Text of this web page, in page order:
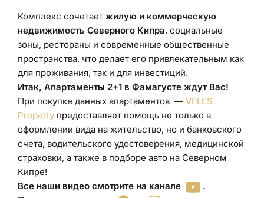
Комплекс сочетает жилую и коммерческую
недвижимость Северного Кипра, социальные
зоны, рестораны и современные общественные
пространства, что делает его привлекательным как
для проживания, так и для инвестиций.
Итак, Апартаменты 2+1 в Фамагусте ждут Вас!
При покупке данных апартаментов — VELES
Property предоставляет помощь не только в
оформлении вида на жительство, но и банковского
счета, водительского удостоверения, медицинской
страховки, а также в подборе авто на Северном
Кипре!
Все наши видео смотрите на канале
.